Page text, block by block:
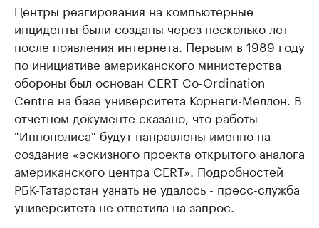
Центры реагирования на компьютерные
инциденты были созданы через несколько лет
после появления интернета. Первым в 1989 году
по инициативе американского министерства
обороны был основан CERT Co-Ordination
Centre на базе университета Корнеги-Меллон. В
отчетном документе сказано, что работы
"Иннополиса" будут направлены именно на
создание «эскизного проекта открытого аналога
американского центра CERT». Подробностей
РБК-Татарстан узнать не удалось - пресс-служба
университета не ответила на запрос.